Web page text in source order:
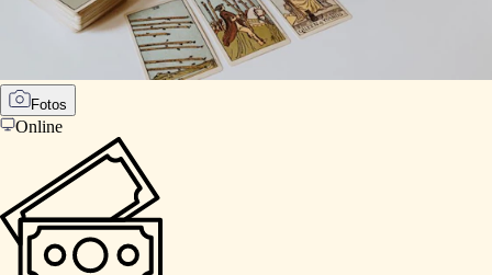
Fotos
Online